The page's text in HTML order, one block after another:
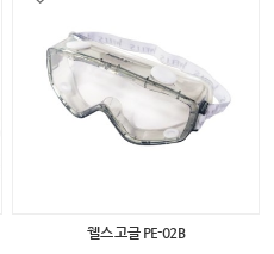
웰스 고글 PE-02B